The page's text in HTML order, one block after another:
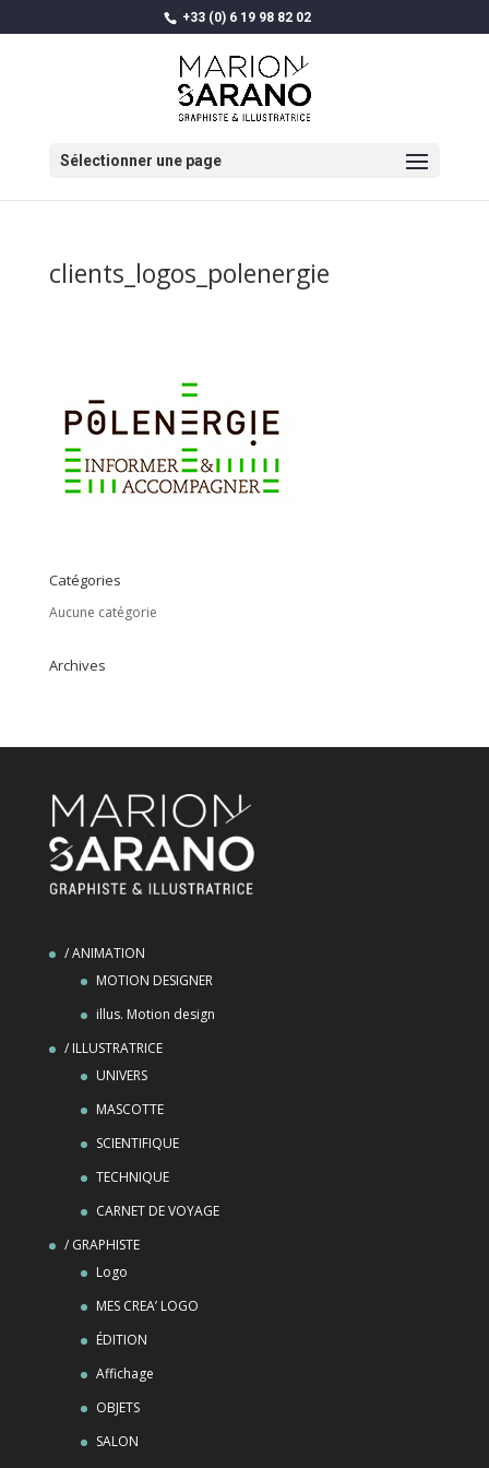
+33 (0) 6 19 98 82 02
Sélectionner une page
clients_logos_polenergie
Catégories
Aucune catégorie
Archives
/ ANIMATION
MOTION DESIGNER
illus. Motion design
/ ILLUSTRATRICE
UNIVERS
MASCOTTE
SCIENTIFIQUE
TECHNIQUE
CARNET DE VOYAGE
/ GRAPHISTE
Logo
MES CREA’ LOGO
ÉDITION
Affichage
OBJETS
SALON